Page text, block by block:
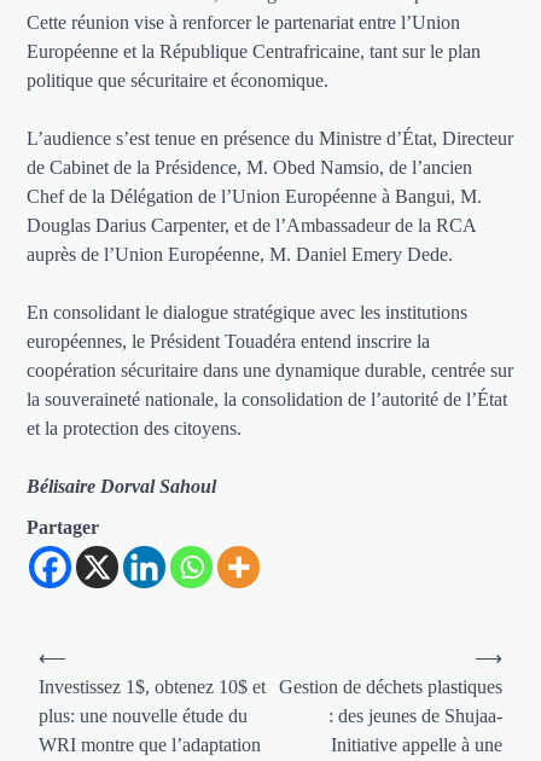
Cette réunion vise à renforcer le partenariat entre l’Union
Européenne et la République Centrafricaine, tant sur le plan
politique que sécuritaire et économique.
L’audience s’est tenue en présence du Ministre d’État, Directeur
de Cabinet de la Présidence, M. Obed Namsio, de l’ancien
Chef de la Délégation de l’Union Européenne à Bangui, M.
Douglas Darius Carpenter, et de l’Ambassadeur de la RCA
auprès de l’Union Européenne, M. Daniel Emery Dede.
En consolidant le dialogue stratégique avec les institutions
européennes, le Président Touadéra entend inscrire la
coopération sécuritaire dans une dynamique durable, centrée sur
la souveraineté nationale, la consolidation de l’autorité de l’État
et la protection des citoyens.
Bélisaire Dorval Sahoul
Partager
Navigation
de
l’article
⟵
Investissez 1$, obtenez 10$ et
plus: une nouvelle étude du
WRI montre que l’adaptation
Gestion de déchets plastiques
: des jeunes de Shujaa-
Initiative appelle à une
⟶